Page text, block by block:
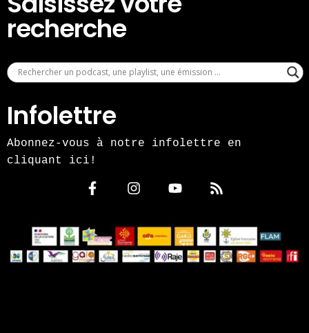
recherche
Infolettre
Abonnez-vous à notre infolettre en
cliquant ici!